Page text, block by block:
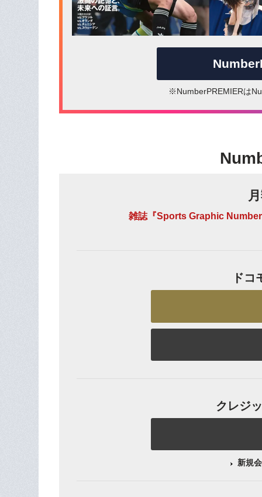
※NumberPREMIERは
雑誌『Sports Graphic
ド
クレジ
新規